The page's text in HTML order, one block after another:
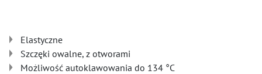
Elastyczne
Szczęki owalne, z otworami
Możliwość autoklawowania do 134 °C